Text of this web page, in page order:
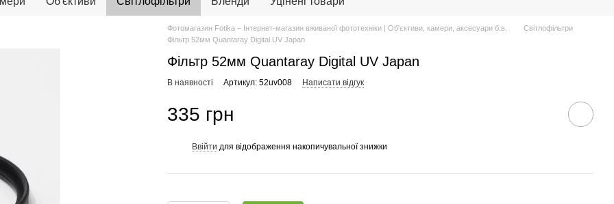
Фотомагазин Fotika – Інтернет-магазин вживаної фототехніки | Об'єктиви, камери, аксесуари б.в.
Світлофільтри
Фільтр 52мм Quantaray Digital UV Japan
Фільтр 52мм Quantaray Digital UV Japan
В наявності Артикул: 52uv008 Написати відгук
335 грн
Ввійти для відображення накопичувальної знижки